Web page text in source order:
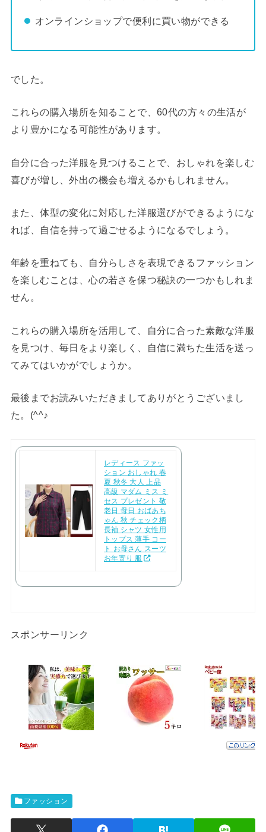
オンラインショップで便利に買い物ができる
でした。
これらの購入場所を知ることで、60代の方々の生活が
より豊かになる可能性があります。
自分に合った洋服を見つけることで、おしゃれを楽しむ
喜びが増し、外出の機会も増えるかもしれません。
また、体型の変化に対応した洋服選びができるようにな
れば、自信を持って過ごせるようになるでしょう。
年齢を重ねても、自分らしさを表現できるファッション
を楽しむことは、心の若さを保つ秘訣の一つかもしれま
せん。
これらの購入場所を活用して、自分に合った素敵な洋服
を見つけ、毎日をより楽しく、自信に満ちた生活を送っ
てみてはいかがでしょうか。
最後までお読みいただきましてありがとうございまし
た。(^^♪
レディース ファッ
ション おしゃれ 春
夏 秋冬 大人 上品
高級 マダム ミス ミ
セス プレゼント 敬
老日 母日 おばあち
ゃん 秋 チェック柄
長袖 シャツ 女性用
トップス 薄手 コー
ト お母さん スーツ
お年寄り 服
スポンサーリンク
ファッション